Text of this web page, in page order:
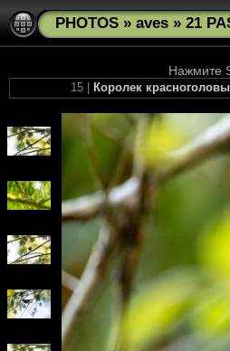
PHOTOS » aves » 21
Нажмите
15 | Королек